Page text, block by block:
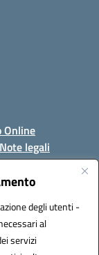
degli utenti -
al
servizi
Online
Note legali
(NA)
95170530638